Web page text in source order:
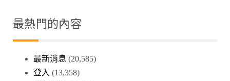
最熱門的內容
最新消息 (20,585)
登入 (13,358)